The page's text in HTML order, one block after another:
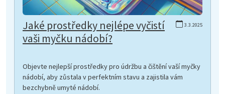
3.3.2025
Jaké prostředky nejlépe vyčistí
vaši myčku nádobí?
Objevte nejlepší prostředky pro údržbu a čištění vaší myčky
nádobí, aby zůstala v perfektním stavu a zajistila vám
bezchybně umyté nádobí.